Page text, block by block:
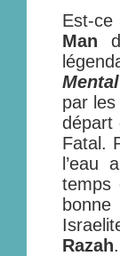
Est-ce
Man
Mental
par
départ
Fatal.
l’eau
temps
Razah.